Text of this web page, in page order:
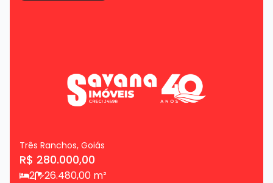
Três Ranchos, Goiás
R$ 280.000,00
2 26.480,00 m²